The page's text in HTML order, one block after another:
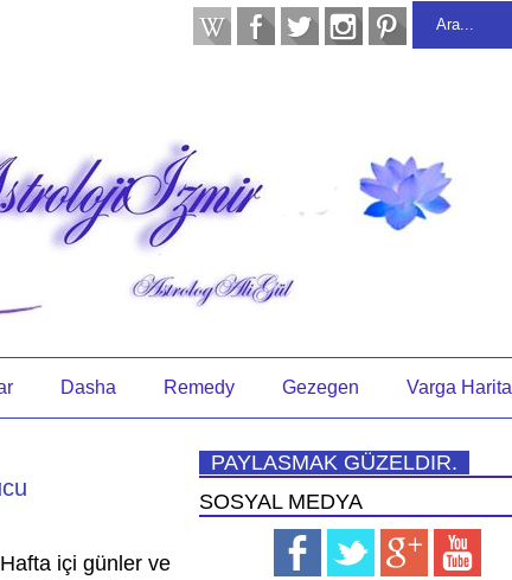
Dasha Remedy Gezegen Varga Harita
içi günler ve
PAYLASMAK GÜZELDIR.
SOSYAL MEDYA